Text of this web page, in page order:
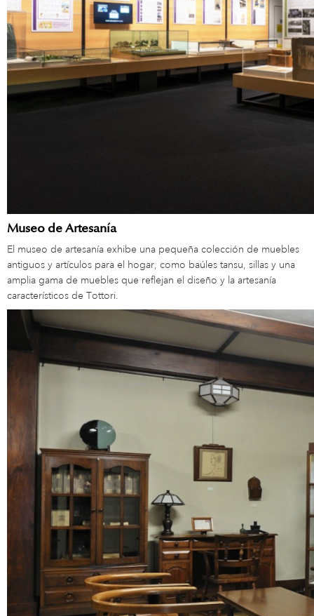
Museo de Artesanía
El museo de artesanía exhibe una pequeña colección de muebles
antiguos y artículos para el hogar, como baúles tansu, sillas y una
amplia gama de muebles que reflejan el diseño y la artesanía
característicos de Tottori.